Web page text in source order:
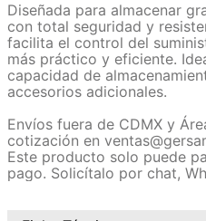
Diseñada para almacenar
con total seguridad y
facilita el control del
más práctico y eficiente.
capacidad de
accesorios adicionales.
Envíos fuera de CDMX y
cotización en
Este producto solo puede
pago. Solicítalo por chat,